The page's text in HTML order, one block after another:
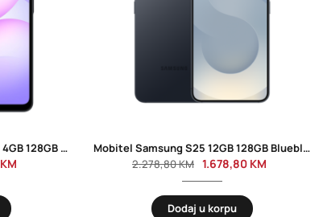
Mobitel Samsung Galaxy A07 4GB 128GB Black
KM
Mobitel Samsung S25 12GB 128GB Blueblack
2.278,80KM 1.678,80 KM
Dodaj u korpu